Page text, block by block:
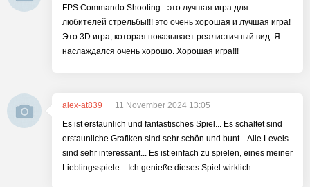
FPS Commando Shooting - это лучшая игра для
любителей стрельбы!!! это очень хорошая и лучшая игра!
Это 3D игра, которая показывает реалистичный вид. Я
наслаждался очень хорошо. Хорошая игра!!!
alex-at839
11 November 2024 13:05
Es ist erstaunlich und fantastisches Spiel... Es schaltet sind
erstaunliche Grafiken sind sehr schön und bunt... Alle Levels
sind sehr interessant... Es ist einfach zu spielen, eines meiner
Lieblingsspiele... Ich genieße dieses Spiel wirklich...